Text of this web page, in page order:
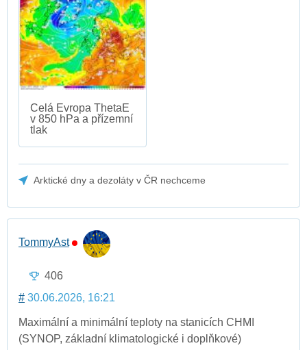
Celá Evropa ThetaE
v 850 hPa a přízemní
tlak
Arktické dny a dezoláty v ČR nechceme
TommyAst
406
# 30.06.2026, 16:21
Maximální a minimální teploty na stanicích CHMI
(SYNOP, základní klimatologické i doplňkové)